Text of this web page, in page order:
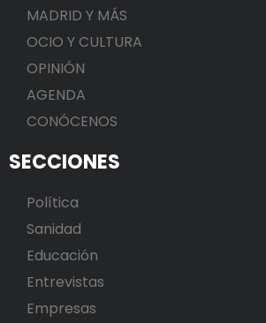
MADRID Y MÁS
OCIO Y CULTURA
OPINIÓN
AGENDA
CONÓCENOS
SECCIONES
Política
Sanidad
Educación
Entrevistas
Empresas